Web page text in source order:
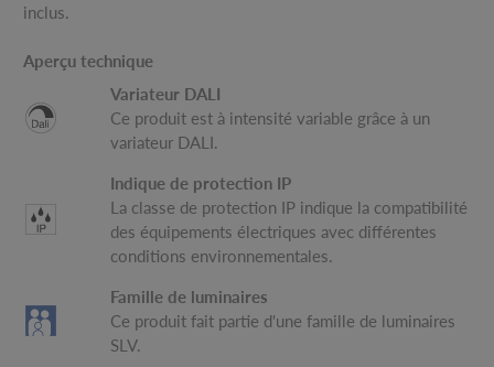
inclus.
Aperçu technique
Variateur DALI
Ce produit est à intensité variable grâce à un
variateur DALI.
Indique de protection IP
La classe de protection IP indique la compatibilité
des équipements électriques avec différentes
conditions environnementales.
Famille de luminaires
Ce produit fait partie d'une famille de luminaires
SLV.